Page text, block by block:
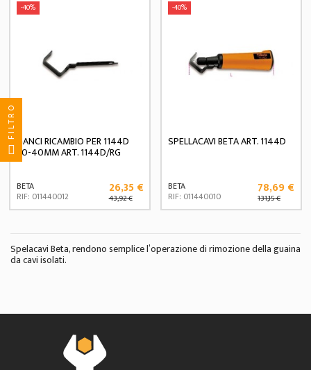
-40%
GANCI RICAMBIO PER 1144D
20-40MM ART. 1144D/RG
BETA
RIF: 011440012 26,35 €
43,92 €
-40%
SPELLACAVI BETA ART. 1144D
BETA
RIF: 011440010 78,69 €
131,15 €
Spelacavi Beta, rendono semplice l’operazione di rimozione della guaina
da cavi isolati.
FILTRO